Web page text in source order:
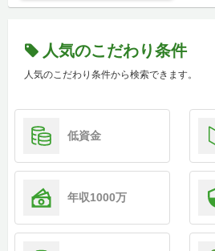
人気のこだわり条件
人気のこだわり条件から検索できます。
低資金
年収1000万